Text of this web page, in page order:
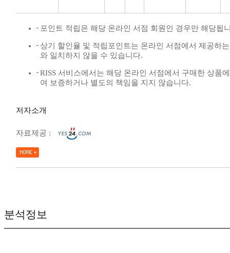
포인트 적립은 해당 온라인 서점 회원인 경우만 해당됩
상기 할인율 및 적립포인트는 온라인 서점에서 제공하
와 일치하지 않을 수 있습니다.
RISS 서비스에서는 해당 온라인 서점에서 구매한 상품
여 보증하거나 별도의 책임을 지지 않습니다.
저자소개
자료제공 :
분석정보